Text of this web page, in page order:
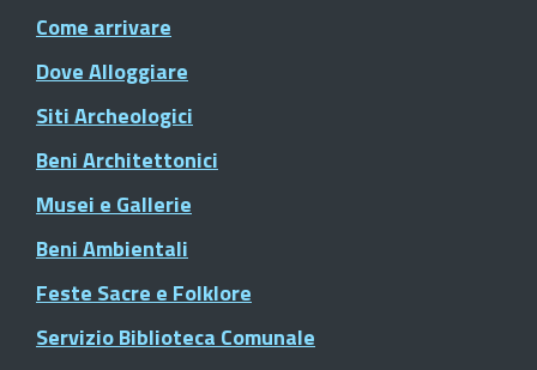
Come arrivare
Dove Alloggiare
Siti Archeologici
Beni Architettonici
Musei e Gallerie
Beni Ambientali
Feste Sacre e Folklore
Servizio Biblioteca Comunale